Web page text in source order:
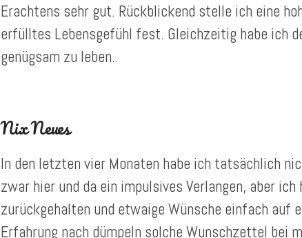
Erachtens sehr gut. Rückblickend stelle ich eine
erfülltes Lebensgefühl fest. Gleichzeitig habe ich
genügsam zu leben.
Nix Neues
In den letzten vier Monaten habe ich tatsächlich
zwar hier und da ein impulsives Verlangen, aber
zurückgehalten und etwaige Wünsche einfach auf
Erfahrung nach dümpeln solche Wunschzettel bei